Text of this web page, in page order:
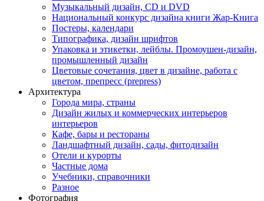
Музыкальный дизайн, СD и DVD
Национальный конкурс дизайна книги Жар-Книга
Постеры, календари
Типографика, дизайн шрифтов
Упаковка и этикетки, лейблы. Промоушен-дизайн,
промышленный дизайн
Цветовые сочетания, цвет в дизайне, работа с
цветом, препресс (prepress)
Архитектура
Города мира, страны
Дизайн жилых и коммерческих интерьеров
интерьеров
Кафе, бары и рестораны
Ландшафтный дизайн, сады, фитодизайн
Отели и курорты
Частные дома
Учебники, справочники
Разное
Фотография